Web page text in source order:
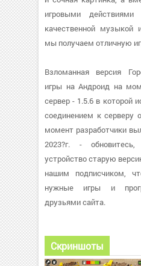
игровыми
качественной
мы получаем отличную
Взломанная версия
игры на Андроид на
сервер - 1.5.6 в которой
соединением к серверу
момент разработчики
2023?г. -
устройство старую
нашим подписчиком,
нужные игры и
друзьями сайта.
Скриншоты